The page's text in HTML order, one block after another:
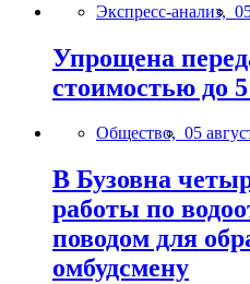
Экспресс-анализ,
Упрощена
стоимостью до
Общество, 05
В Бузовна
работы по
поводом для
омбудсмену